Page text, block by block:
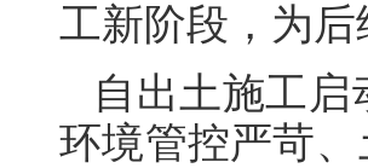
工新阶段，为
自出土施工
环境管控严苛